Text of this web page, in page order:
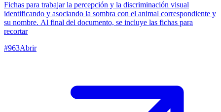
Fichas para trabajar la percepción y la discriminación visual
identificando y asociando la sombra con el animal correspondiente y
su nombre. Al final del documento, se incluye las fichas para
recortar
#963Abrir